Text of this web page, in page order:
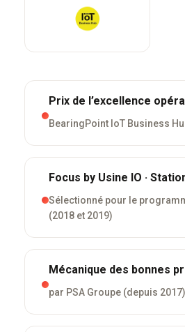
Prix de l’excellence
BearingPoint IoT Business
Focus by Usine IO ·
Sélectionné pour le
(2018 et 2019)
Mécanique des bonnes
par PSA Groupe (depuis 2017)